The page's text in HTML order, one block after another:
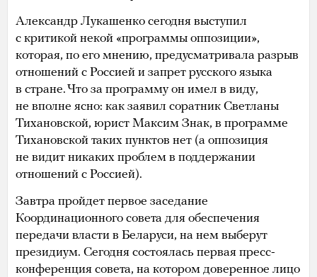
Александр Лукашенко сегодня выступил
с критикой некой «программы оппозиции»,
которая, по его мнению, предусматривала разрыв
отношений с Россией и запрет русского языка
в стране. Что за программу он имел в виду,
не вполне ясно: как заявил соратник Светланы
Тихановской, юрист Максим Знак, в программе
Тихановской таких пунктов нет (а оппозиция
не видит никаких проблем в поддержании
отношений с Россией).
Завтра пройдет первое заседание
Координационного совета для обеспечения
передачи власти в Беларуси, на нем выберут
президиум. Сегодня состоялась первая пресс-
конференция совета, на котором доверенное лицо